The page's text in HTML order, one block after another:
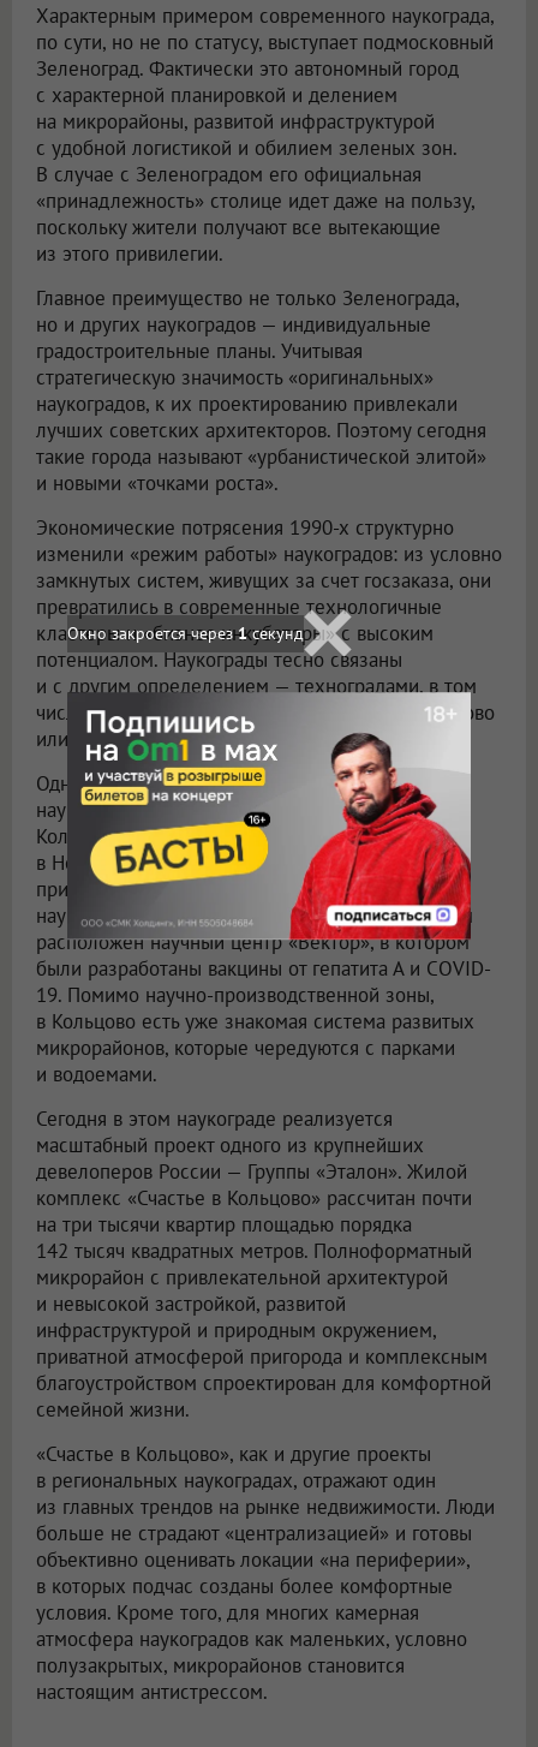
Характерным примером современного наукограда,
по сути, но не по статусу, выступает подмосковный
Зеленоград. Фактически это автономный город
с характерной планировкой и делением
на микрорайоны, развитой инфраструктурой
с удобной логистикой и обилием зеленых зон.
В случае с Зеленоградом его официальная
«принадлежность» столице идет даже на пользу,
поскольку жители получают все вытекающие
из этого привилегии.
Главное преимущество не только Зеленограда,
но и других наукоградов — индивидуальные
градостроительные планы. Учитывая
стратегическую значимость «оригинальных»
наукоградов, к их проектированию привлекали
лучших советских архитекторов. Поэтому сегодня
такие города называют «урбанистической элитой»
и новыми «точками роста».
Экономические потрясения 1990-х структурно
изменили «режим работы» наукоградов: из условно
замкнутых систем, живущих за счет госзаказа, они
превратились в современные технологичные
кластеры и «бизнес-инкубаторы» с высоким
потенциалом. Наукограды тесно связаны
и с другим определением — техноградами, в том
числе созданными с нуля, как, например, Сколково
или Иннополис, город-спутник Казани.
Одной из успешных трансформаций советского
наукограда к современным реалиям считается
Кольцово — рабочий поселок городского типа
в Новосибирской области, практически
примыкающий к самому Новосибирску. Этот
наукоград известен прежде всего тем, что в нем
расположен научный центр «Вектор», в котором
были разработаны вакцины от гепатита А и COVID-
19. Помимо научно-производственной зоны,
в Кольцово есть уже знакомая система развитых
микрорайонов, которые чередуются с парками
и водоемами.
Сегодня в этом наукограде реализуется
масштабный проект одного из крупнейших
девелоперов России — Группы «Эталон». Жилой
комплекс «Счастье в Кольцово» рассчитан почти
на три тысячи квартир площадью порядка
142 тысяч квадратных метров. Полноформатный
микрорайон с привлекательной архитектурой
и невысокой застройкой, развитой
инфраструктурой и природным окружением,
приватной атмосферой пригорода и комплексным
благоустройством спроектирован для комфортной
семейной жизни.
«Счастье в Кольцово», как и другие проекты
в региональных наукоградах, отражают один
из главных трендов на рынке недвижимости. Люди
больше не страдают «централизацией» и готовы
объективно оценивать локации «на периферии»,
в которых подчас созданы более комфортные
условия. Кроме того, для многих камерная
атмосфера наукоградов как маленьких, условно
полузакрытых, микрорайонов становится
настоящим антистрессом.